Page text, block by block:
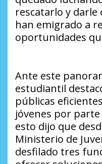
rescatarlo y
han emigrado a
oportunidades
Ante este
estudiantil
públicas
jóvenes por parte
esto dijo que
Ministerio de
desfilado tres